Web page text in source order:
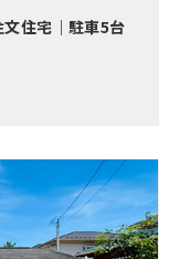
住宅｜駐車5台